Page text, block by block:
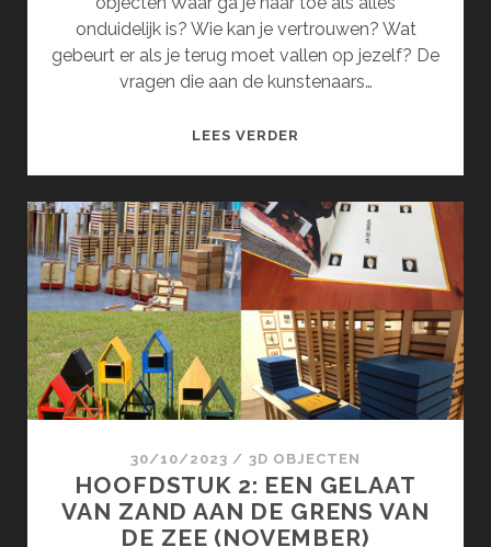
onduidelijk is? Wie kan je vertrouwen? Wat
gebeurt er als je terug moet vallen op jezelf? De
vragen die aan de kunstenaars…
LEES VERDER
30/10/2023 / 3D OBJECTEN
HOOFDSTUK 2: EEN GELAAT
VAN ZAND AAN DE GRENS VAN
DE ZEE (NOVEMBER)